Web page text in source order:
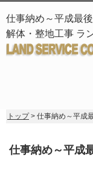
仕事納め～平成最
解体・整地工事 ラ
トップ> 仕事納め～平成
仕事納め～平成